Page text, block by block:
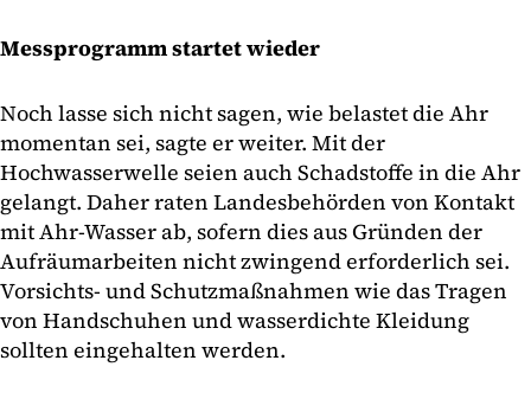
Messprogramm startet wieder
Noch lasse sich nicht sagen, wie belastet die Ahr
momentan sei, sagte er weiter. Mit der
Hochwasserwelle seien auch Schadstoffe in die Ahr
gelangt. Daher raten Landesbehörden von Kontakt
mit Ahr-Wasser ab, sofern dies aus Gründen der
Aufräumarbeiten nicht zwingend erforderlich sei.
Vorsichts- und Schutzmaßnahmen wie das Tragen
von Handschuhen und wasserdichte Kleidung
sollten eingehalten werden.